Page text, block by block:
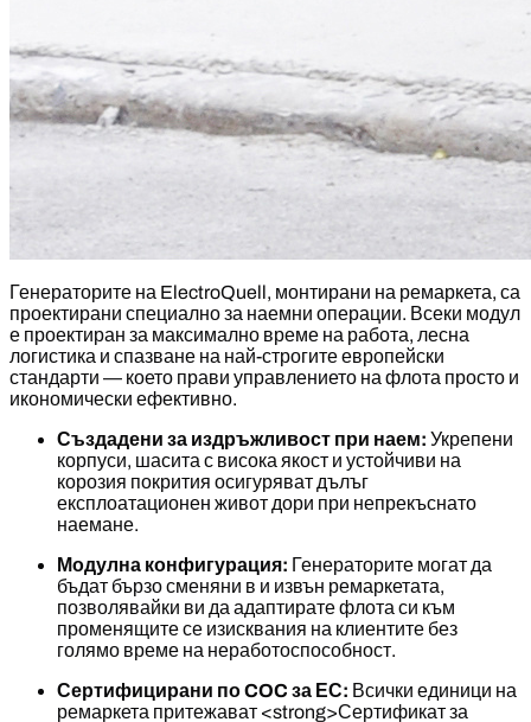
Генераторите на ElectroQuell, монтирани на ремаркета, са
проектирани специално за наемни операции. Всеки модул
е проектиран за максимално време на работа, лесна
логистика и спазване на най-строгите европейски
стандарти — което прави управлението на флота просто и
икономически ефективно.
Създадени за издръжливост при наем: Укрепени
корпуси, шасита с висока якост и устойчиви на
корозия покрития осигуряват дълъг
експлоатационен живот дори при непрекъснато
наемане.
Модулна конфигурация: Генераторите могат да
бъдат бързо сменяни в и извън ремаркетата,
позволявайки ви да адаптирате флота си към
променящите се изисквания на клиентите без
голямо време на неработоспособност.
Сертифицирани по COC за ЕС: Всички единици на
ремаркета притежават <strong>Сертификат за